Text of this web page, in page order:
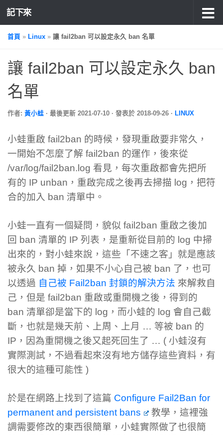
記下來
首頁 » Linux » 讓 fail2ban 可以設定永久 ban 名單
讓 fail2ban 可以設定永久 ban
名單
作者: 黃小蛙 · 最後更新 2021-07-10 · 發表於 2018-09-26 · LINUX
小蛙重啟 fail2ban 的時候，發現重啟要非常久，
一開始不怎麼了解 fail2ban 的運作，後來從
/var/log/fail2ban.log 看見，每次重啟都會先把所
有的 IP unban，重啟完成之後再去掃描 log，把符
合的加入 ban 清單中。
小蛙一直有一個疑問，貌似 fail2ban 重啟之後加
回 ban 清單的 IP 列表，是重新從目前的 log 中掃
出來的，對小蛙來說，這些「不速之客」就是應該
被永久 ban 掉，如果不小心自己被 ban 了，也可
以透過 自己被 Fail2ban 封鎖的解決方法 來解救自
己，但是 fail2ban 重啟或重開機之後，得到的
ban 清單卻是當下的 log，而小蛙的 log 會自己截
斷，也就是幾天前、上周、上月 … 等被 ban 的
IP，因為重開機之後又起死回生了 … ( 小蛙沒有
實際測試，不過看起來沒有地方儲存這些資料，有
很大的這種可能性 )
於是在網路上找到了這篇 Configure Fail2Ban for
permanent and persistent bans
教學，這裡強
調需要修改的東西很簡單，小蛙實際做了也很簡